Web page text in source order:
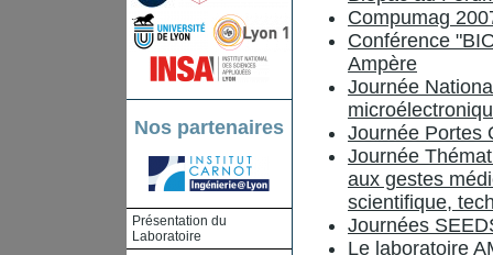
Nos partenaires
Présentation du
Laboratoire
Compumag
Conférence
Ampère
Journée
Journée Portes
Journée
aux gestes
scientifique,
Journées
Le laboratoire